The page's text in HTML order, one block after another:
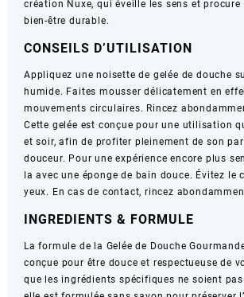
–
750ml
création Nuxe, qui éveille les sens et
bien-être durable.
CONSEILS D’UTILISATION
Appliquez une noisette de gelée de douche
humide. Faites mousser délicatement en
mouvements circulaires. Rincez
Cette gelée est conçue pour une utilisation
et soir, afin de profiter pleinement de son
douceur. Pour une expérience encore plus
la avec une éponge de bain douce. Évitez le
yeux. En cas de contact, rincez
INGREDIENTS & FORMULE
La formule de la Gelée de Douche
conçue pour être douce et respectueuse de
que les ingrédients spécifiques ne soient